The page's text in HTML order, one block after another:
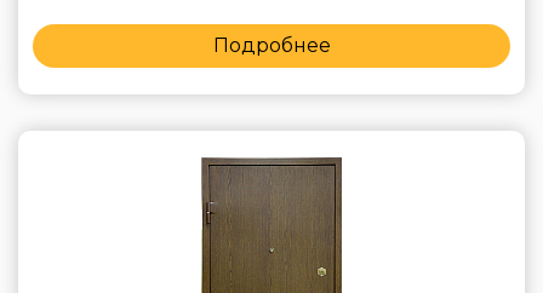
Подробнее